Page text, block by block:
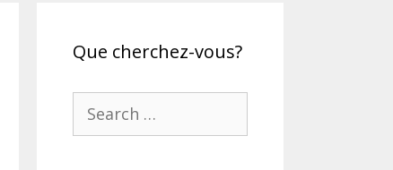
Que cherchez-vous?
Search